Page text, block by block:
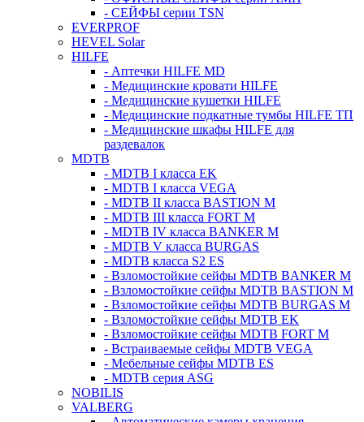
- СЕЙФЫ серии TSN
EVERPROF
HEVEL Solar
HILFE
- Аптечки HILFE MD
- Медицинские кровати HILFE
- Медицинские кушетки HILFE
- Медицинские подкатные тумбы HILFE ТП
- Медицинские шкафы HILFE для
раздевалок
MDTB
- MDTB I класса EK
- MDTB I класса VEGA
- MDTB II класса BASTION M
- MDTB III класса FORT M
- MDTB IV класса BANKER M
- MDTB V класса BURGAS
- MDTB класса S2 ES
- Взломостойкие сейфы MDTB BANKER M
- Взломостойкие сейфы MDTB BASTION M
- Взломостойкие сейфы MDTB BURGAS M
- Взломостойкие сейфы MDTB EK
- Взломостойкие сейфы MDTB FORT M
- Встраиваемые сейфы MDTB VEGA
- Мебельные сейфы MDTB ES
- MDTB серия ASG
NOBILIS
VALBERG